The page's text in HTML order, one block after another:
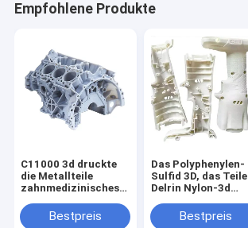
Empfohlene Produkte
C11000 3d druckte
die Metallteile
zahnmedizinisches
ODM druckend
Bestpreis
Das Polyphenylen-
Sulfid 3D, das Teile
Delrin Nylon-3d
Bestpreis